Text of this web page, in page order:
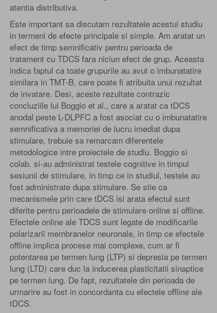
atentia distributiva.
Este important sa discutam rezultatele acestui studiu
in termeni de efecte principale si simple. Am aratat un
efect de timp semnificativ pentru perioada de
tratament cu TDCS fara niciun efect de grup. Aceasta
indica faptul ca toate grupurile au avut o imbunatatire
similara in TMT-B, care poate fi atribuita unui rezultat
de invatare. Desi, aceste rezultate contrazic
concluziile lui Boggio et al., care a aratat ca tDCS
anodal peste L-DLPFC a fost asociat cu o imbunatatire
semnificativa a memoriei de lucru imediat dupa
stimulare, trebuie sa remarcam diferentele
metodologice intre proiectele de studiu. Boggio si
colab. si-au administrat testele cognitive in timpul
sesiunii de stimulare, in timp ce in studiul, testele au
fost administrate dupa stimulare. Se stie ca
mecanismele prin care tDCS isi arata efectul sunt
diferite pentru perioadele de stimulare online si offline.
Efectele online ale TDCS sunt legate de modificarile
polarizarii membranelor neuronale, in timp ce efectele
offline implica procese mai complexe, cum ar fi
potentarea pe termen lung (LTP) si depresia pe termen
lung (LTD) care duc la inducerea plasticitatii sinaptice
pe termen lung. De fapt, rezultatele din perioada de
urmarire au fost in concordanta cu efectele offline ale
tDCS.